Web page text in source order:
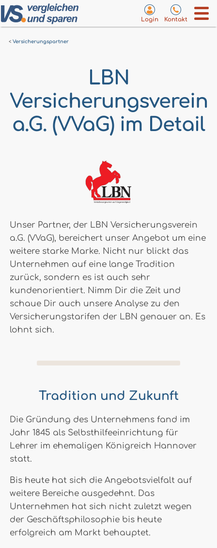
Login Kontakt
Versicherungspartner
LBN
Versicherungsverein
a.G. (VVaG) im Detail
Unser Partner, der LBN Versicherungsverein
a.G. (VVaG), bereichert unser Angebot um eine
weitere starke Marke. Nicht nur blickt das
Unternehmen auf eine lange Tradition
zurück, sondern es ist auch sehr
kundenorientiert. Nimm Dir die Zeit und
schaue Dir auch unsere Analyse zu den
Versicherungstarifen der LBN genauer an. Es
lohnt sich.
Tradition und Zukunft
Die Gründung des Unternehmens fand im
Jahr 1845 als Selbsthilfeeinrichtung für
Lehrer im ehemaligen Königreich Hannover
statt.
Bis heute hat sich die Angebotsvielfalt auf
weitere Bereiche ausgedehnt. Das
Unternehmen hat sich nicht zuletzt wegen
der Geschäftsphilosophie bis heute
erfolgreich am Markt behauptet.